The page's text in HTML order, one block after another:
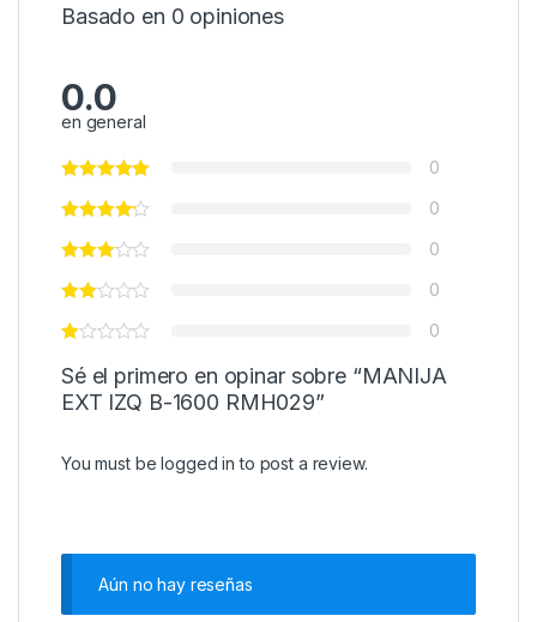
Basado en 0 opiniones
0.0
en general
0
0
0
0
0
Sé el primero en opinar sobre “MANIJA
EXT IZQ B-1600 RMH029”
You must belogged in to post a review.
Aún no hay reseñas